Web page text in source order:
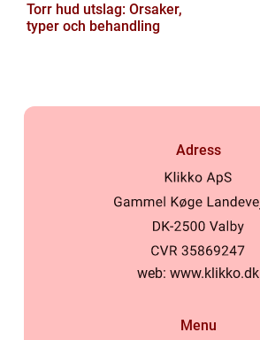
Torr hud utslag: Orsaker,
typer och behandling
Adress
web: www.klikko.dk
Menu